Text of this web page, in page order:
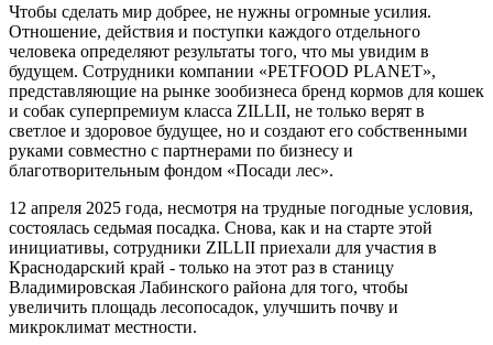
Чтобы сделать мир добрее, не нужны огромные усилия.
Отношение, действия и поступки каждого отдельного
человека определяют результаты того, что мы увидим в
будущем. Сотрудники компании «PETFOOD PLANET»,
представляющие на рынке зообизнеса бренд кормов для кошек
и собак суперпремиум класса ZILLII, не только верят в
светлое и здоровое будущее, но и создают его собственными
руками совместно с партнерами по бизнесу и
благотворительным фондом «Посади лес».
12 апреля 2025 года, несмотря на трудные погодные условия,
состоялась седьмая посадка. Снова, как и на старте этой
инициативы, сотрудники ZILLII приехали для участия в
Краснодарский край - только на этот раз в станицу
Владимировская Лабинского района для того, чтобы
увеличить площадь лесопосадок, улучшить почву и
микроклимат местности.